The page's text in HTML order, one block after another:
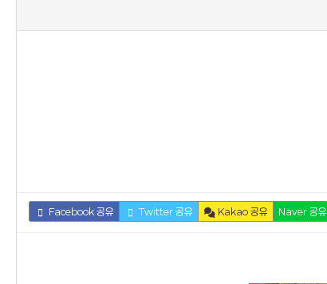
Facebook 공유 Twitter 공유 Kakao 공유 Naver 공유